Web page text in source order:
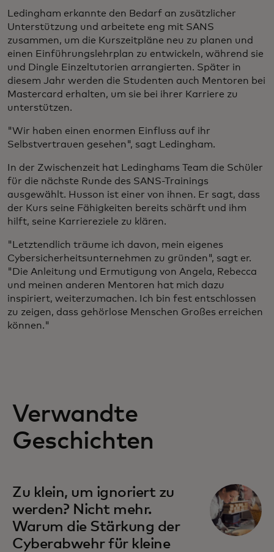
Ledingham erkannte den Bedarf an zusätzlicher
Unterstützung und arbeitete eng mit SANS
zusammen, um die Kurszeitpläne neu zu planen und
einen Einführungslehrplan zu entwickeln, während sie
und Dingle Einzeltutorien arrangierten. Später in
diesem Jahr werden die Studenten auch Mentoren bei
Mastercard erhalten, um sie bei ihrer Karriere zu
unterstützen.
"Wir haben einen enormen Einfluss auf ihr
Selbstvertrauen gesehen", sagt Ledingham.
In der Zwischenzeit hat Ledinghams Team die Schüler
für die nächste Runde des SANS-Trainings
ausgewählt. Husson ist einer von ihnen. Er sagt, dass
der Kurs seine Fähigkeiten bereits schärft und ihm
hilft, seine Karriereziele zu klären.
"Letztendlich träume ich davon, mein eigenes
Cybersicherheitsunternehmen zu gründen", sagt er.
"Die Anleitung und Ermutigung von Angela, Rebecca
und meinen anderen Mentoren hat mich dazu
inspiriert, weiterzumachen. Ich bin fest entschlossen
zu zeigen, dass gehörlose Menschen Großes erreichen
können."
Verwandte
Geschichten
Zu klein, um ignoriert zu
werden? Nicht mehr.
Warum die Stärkung der
Cyberabwehr für kleine
wird in einer neuen Registerkarte geöffnet